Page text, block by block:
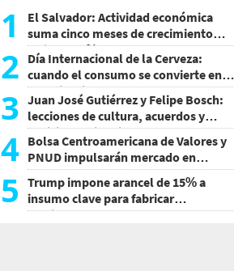
1
El Salvador: Actividad económica
suma cinco meses de crecimiento
arriba de 4%
2 Día Internacional de la Cerveza:
cuando el consumo se convierte en
experiencia
3 Juan José Gutiérrez y Felipe Bosch:
lecciones de cultura, acuerdos y
decisiones sin miedo
4 Bolsa Centroamericana de Valores y
PNUD impulsarán mercado en
Honduras
5
Trump impone arancel de 15% a
insumo clave para fabricar
semiconductores y paneles